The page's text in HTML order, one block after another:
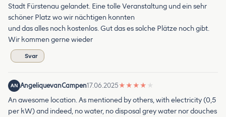
Stadt Fürstenau gelandet. Eine tolle Veranstaltung und ein sehr
schöner Platz wo wir nächtigen konnten
und das alles noch kostenlos. Gut das es solche Plätze noch gibt.
Wir kommen gerne wieder
Svar
AN AngeliquevanCampen17.06.2025★ ★ ★ ★ ★
An awesome location. As mentioned by others, with electricity (0,5
per kW) and indeed, no water, no disposal grey water nor douches